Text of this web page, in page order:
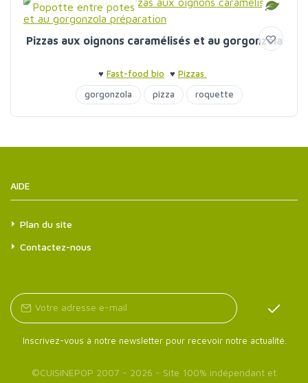
Popotte entre potes
Pizzas aux oignons caramélisés et au gorgonzola
♥ Fast-food bio ♥ Pizzas
gorgonzola
pizza roquette
AIDE
Plan du site
Contactez-nous
Inscrivez-vous à notre newsletter pour recevoir notre actualité.
©CUISINEPOP 2007 - 2026 - Site 100% indépendant et